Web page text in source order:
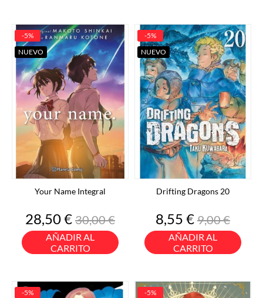
Your Name Integral
Precio
28,50 €Precio
base
30,00 €
AÑADIR AL
CARRITO
-5%
NUEVO
Drifting Dragons 20
Precio
8,55 €Precio
base
9,00 €
AÑADIR AL
CARRITO
-5%
NUEVO
-5%
-5%